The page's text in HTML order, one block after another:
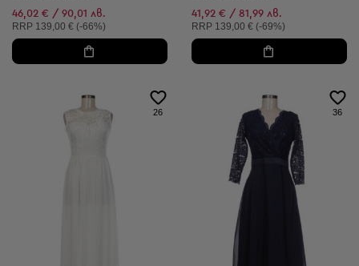
46,02 € / 90,01 лв.
Препоръчителна цена:
RRP 139,00 € (-66%)
41,92 € / 81,99 лв.
Препоръчителна цена:
RRP 139,00 € (-69%)
26 36